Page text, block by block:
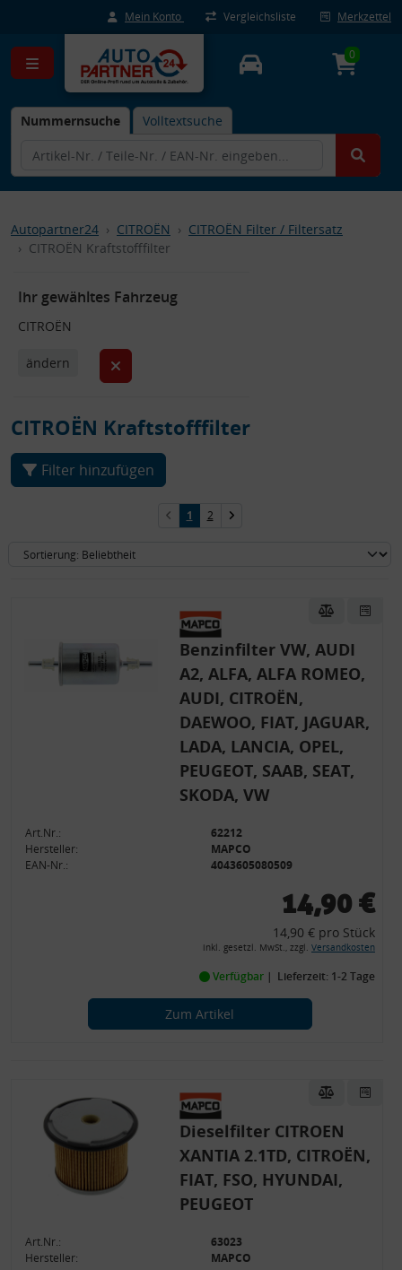
Mein Konto Vergleichsliste Merkzettel
Nummernsuche Volltextsuche
0
Autopartner24 CITROËN
CITROËN Filter / Filtersatz
CITROËN Kraftstofffilter
Ihr gewähltes Fahrzeug
CITROËN
ändern
CITROËN Kraftstofffilter
Filter hinzufügen
1 2
Benzinfilter VW, AUDI
A2, ALFA, ALFA ROMEO,
AUDI, CITROËN,
DAEWOO, FIAT, JAGUAR,
LADA, LANCIA, OPEL,
PEUGEOT, SAAB, SEAT,
SKODA, VW
Art.Nr.:
62212
Hersteller:
MAPCO
EAN-Nr.:
4043605080509
14,90 €
14,90 € pro Stück
inkl. gesetzl. MwSt., zzgl. Versandkosten
Verfügbar Lieferzeit: 1-2 Tage
Zum Artikel
Dieselfilter CITROEN
XANTIA 2.1TD, CITROËN,
FIAT, FSO, HYUNDAI,
PEUGEOT
Art.Nr.:
63023
Hersteller:
MAPCO